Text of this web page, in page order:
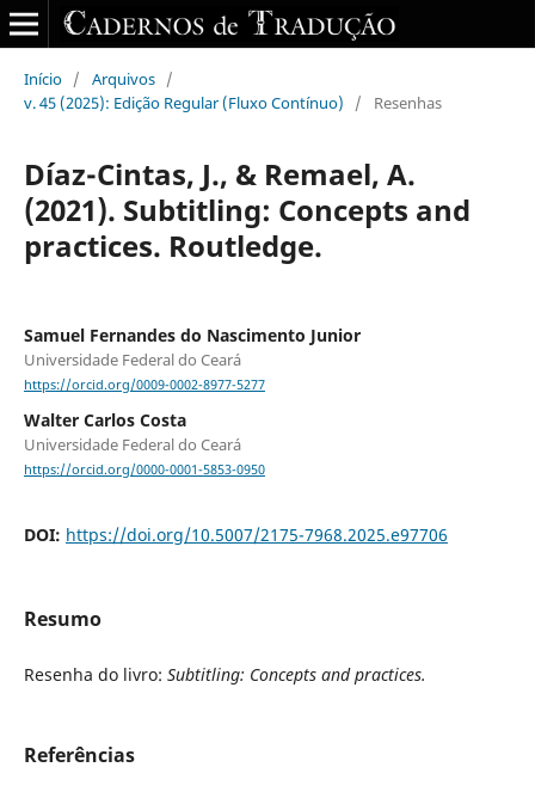
Início / Arquivos /
v. 45 (2025): Edição Regular (Fluxo Contínuo)
/ Resenhas
Díaz-Cintas, J., & Remael, A.
(2021). Subtitling: Concepts and
practices. Routledge.
Samuel Fernandes do Nascimento Junior
Universidade Federal do Ceará
https://orcid.org/0009-0002-8977-5277
Walter Carlos Costa
Universidade Federal do Ceará
https://orcid.org/0000-0001-5853-0950
DOI: https://doi.org/10.5007/2175-7968.2025.e97706
Resumo
Resenha do livro: Subtitling: Concepts and practices.
Referências